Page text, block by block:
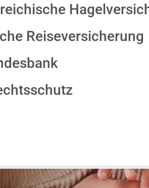
Reiseversicherung